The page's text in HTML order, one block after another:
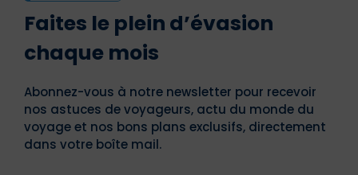
Faites le plein d’évasion
chaque mois
Abonnez-vous à notre newsletter pour recevoir
nos astuces de voyageurs, actu du monde du
voyage et nos bons plans exclusifs, directement
dans votre boîte mail.